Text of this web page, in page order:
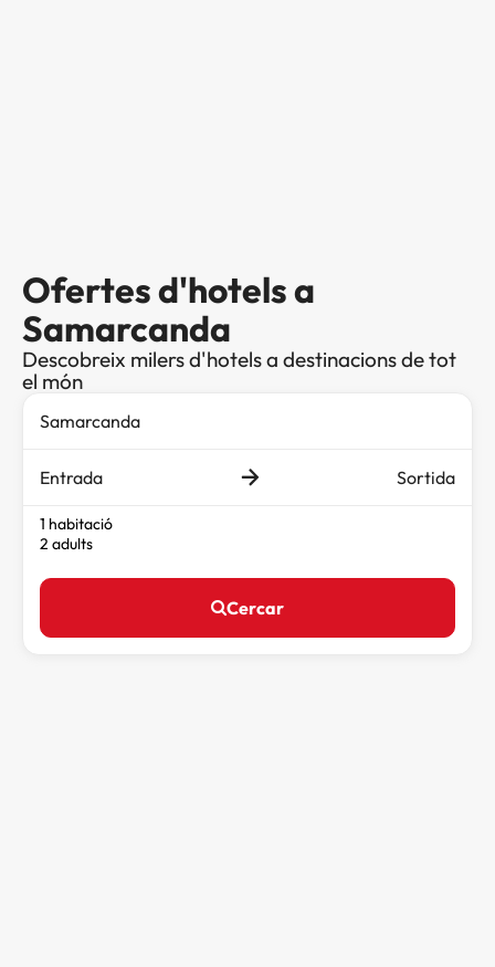
Ofertes d'hotels a
Samarcanda
Descobreix milers d'hotels a destinacions de tot
el món
Entrada Sortida
1 habitació
2 adults
Cercar